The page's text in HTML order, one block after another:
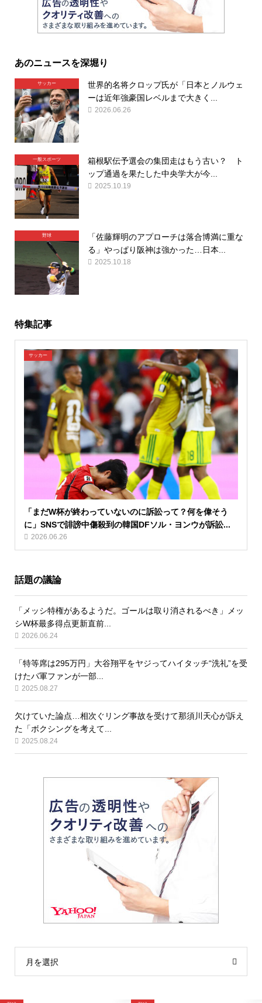
あのニュースを深堀り
サッカー
世界的名将クロップ氏が「日本とノルウェ
ーは近年強豪国レベルまで大きく...
2026.06.26
一般スポーツ
箱根駅伝予選会の集団走はもう古い？ ト
ップ通過を果たした中央学大が今...
2025.10.19
野球
「佐藤輝明のアプローチは落合博満に重な
る」やっぱり阪神は強かった…日本...
2025.10.18
特集記事
サッカー
「まだW杯が終わっていないのに訴訟って？何を偉そう
に」SNSで誹謗中傷殺到の韓国DFソル・ヨンウが訴訟...
2026.06.26
話題の議論
「メッシ特権があるようだ。ゴールは取り消されるべき」メッ
シW杯最多得点更新直前...
2026.06.24
「特等席は295万円」大谷翔平をヤジってハイタッチ“洗礼”を受
けたパ軍ファンが一部...
2025.08.27
欠けていた論点…相次ぐリング事故を受けて那須川天心が訴え
た「ボクシングを考えて...
2025.08.24
月を選択